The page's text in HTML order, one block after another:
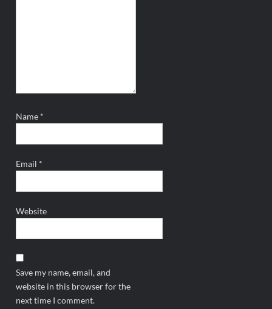
Name *
Email *
Website
Save my name, email, and
website in this browser for the
next time I comment.